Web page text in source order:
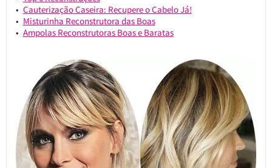
Cauterização Caseira: Recupere o Cabelo Já!
Misturinha Reconstrutora das Boas
Ampolas Reconstrutoras Boas e Baratas